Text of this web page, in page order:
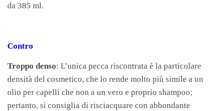
da 385 ml.
Contro
Troppo denso: L’unica pecca riscontrata è la particolare
densità del cosmetico, che lo rende molto più simile a un
olio per capelli che non a un vero e proprio shampoo;
pertanto, si consiglia di risciacquare con abbondante